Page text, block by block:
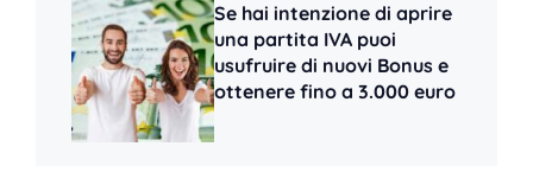
Se hai intenzione di aprire
una partita IVA puoi
usufruire di nuovi Bonus e
ottenere fino a 3.000 euro